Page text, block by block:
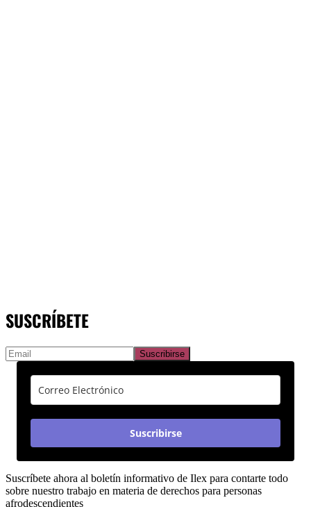
SUSCRÍBETE
Suscribirse
Suscríbete ahora al boletín informativo de Ilex para contarte todo
sobre nuestro trabajo en materia de derechos para personas
afrodescendientes